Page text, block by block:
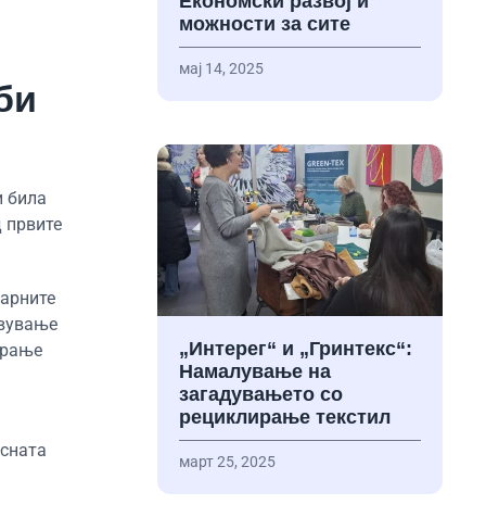
била
првите
можности за сите
мај 14, 2025
„Интерег“ и „Гринтекс“:
Намалување на
загадувањето со
рециклирање текстил
март 25, 2025